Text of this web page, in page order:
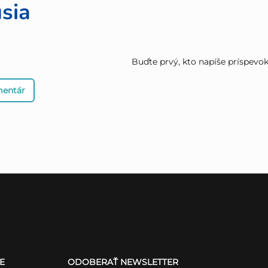
Buďte prvý, kto napíše
ODOBERAŤ NEWSLETTER